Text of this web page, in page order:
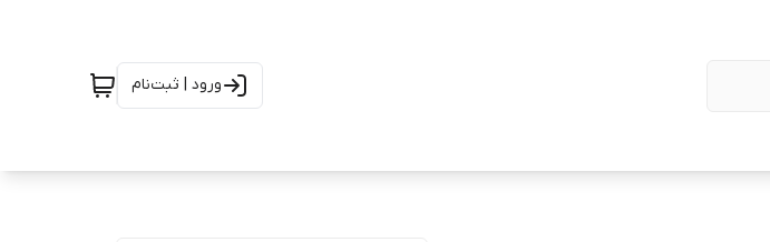
ورود | ثبت‌نام